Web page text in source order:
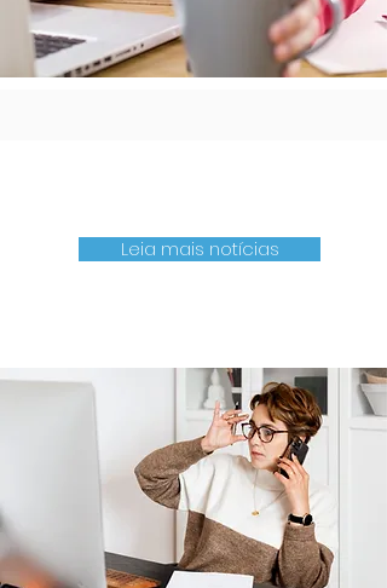
Leia mais notícias